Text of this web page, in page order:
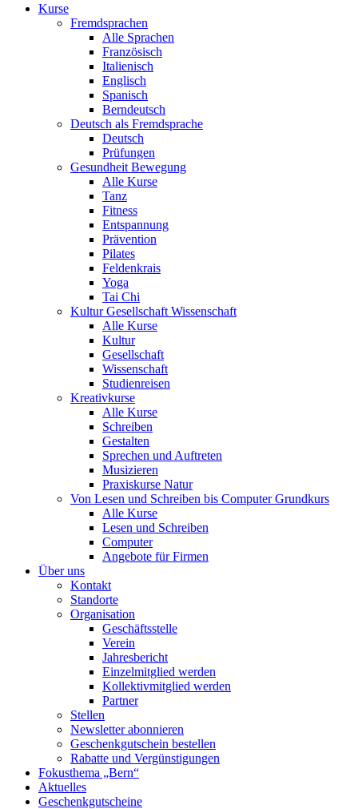
Kurse
Fremdsprachen
Alle Sprachen
Französisch
Italienisch
Englisch
Spanisch
Berndeutsch
Deutsch als Fremdsprache
Deutsch
Prüfungen
Gesundheit Bewegung
Alle Kurse
Tanz
Fitness
Entspannung
Prävention
Pilates
Feldenkrais
Yoga
Tai Chi
Kultur Gesellschaft Wissenschaft
Alle Kurse
Kultur
Gesellschaft
Wissenschaft
Studienreisen
Kreativkurse
Alle Kurse
Schreiben
Gestalten
Sprechen und Auftreten
Musizieren
Praxiskurse Natur
Von Lesen und Schreiben bis Computer Grundkurs
Alle Kurse
Lesen und Schreiben
Computer
Angebote für Firmen
Über uns
Kontakt
Standorte
Organisation
Geschäftsstelle
Verein
Jahresbericht
Einzelmitglied werden
Kollektivmitglied werden
Partner
Stellen
Newsletter abonnieren
Geschenkgutschein bestellen
Rabatte und Vergünstigungen
Fokusthema „Bern“
Aktuelles
Geschenkgutscheine